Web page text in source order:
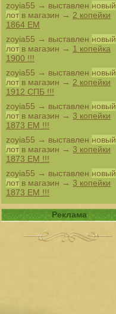
zoyia55 → выставлен новый
лот в магазин → 2 копейки
1864 ЕМ
zoyia55 → выставлен новый
лот в магазин → 1 копейка
1900 !!!
zoyia55 → выставлен новый
лот в магазин → 2 копейки
1912 СПБ !!!
zoyia55 → выставлен новый
лот в магазин → 3 копейки
1873 ЕМ !!!
zoyia55 → выставлен новый
лот в магазин → 3 копейки
1873 ЕМ !!!
zoyia55 → выставлен новый
лот в магазин → 3 копейки
1873 ЕМ !!!
Реклама